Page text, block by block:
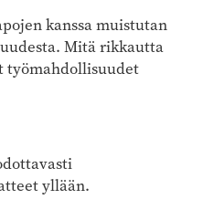
kanssa muistutan
Mitä rikkautta
työmahdollisuudet
yllään.